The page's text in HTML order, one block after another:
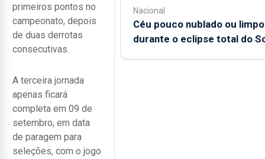
primeiros pontos no
campeonato, depois
de duas derrotas
consecutivas.
A terceira jornada
apenas ficará
completa em 09 de
setembro, em data
de paragem para
seleções, com o jogo
Nacional
Céu pouco nublado ou limpo
durante o eclipse total do